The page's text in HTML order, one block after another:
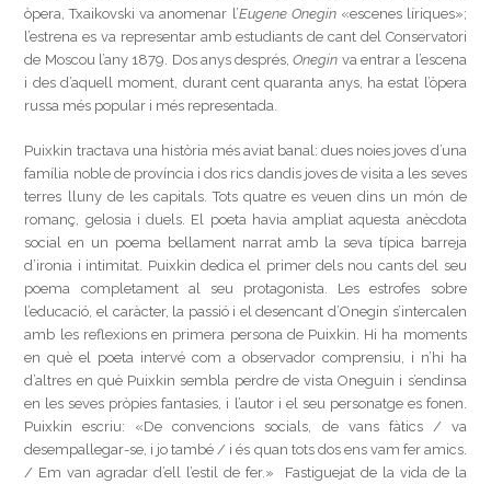
òpera, Txaikovski va anomenar l’Eugene Onegin«escenes líriques»;
l’estrena es va representar amb estudiants de cant del Conservatori
de Moscou l’any 1879. Dos anys després,Onegin va entrar a l’escena
i des d’aquell moment, durant cent quaranta anys, ha estat l’òpera
russa més popular i més representada.
Puixkin tractava una història més aviat banal: dues noies joves d’una
família noble de província i dos rics dandis joves de visita a les seves
terres lluny de les capitals. Tots quatre es veuen dins un món de
romanç, gelosia i duels. El poeta havia ampliat aquesta anècdota
social en un poema bellament narrat amb la seva típica barreja
d’ironia i intimitat. Puixkin dedica el primer dels nou cants del seu
poema completament al seu protagonista. Les estrofes sobre
l’educació, el caràcter, la passió i el desencant d’Onegin s’intercalen
amb les reflexions en primera persona de Puixkin. Hi ha moments
en què el poeta intervé com a observador comprensiu, i n’hi ha
d’altres en què Puixkin sembla perdre de vista Oneguin i s’endinsa
en les seves pròpies fantasies, i l’autor i el seu personatge es fonen.
Puixkin escriu: «De convencions socials, de vans fàtics / va
desempallegar-se, i jo també / i és quan tots dos ens vam fer amics.
/ Em van agradar d’ell l’estil de fer.» Fastiguejat de la vida de la